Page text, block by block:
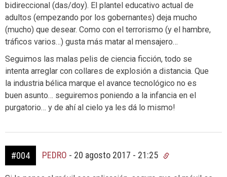
bidireccional (das/doy). El plantel educativo actual de
adultos (empezando por los gobernantes) deja mucho
(mucho) que desear. Como con el terrorismo (y el hambre,
tráficos varios…) gusta más matar al mensajero…
Seguimos las malas pelis de ciencia ficción, todo se
intenta arreglar con collares de explosión a distancia. Que
la industria bélica marque el avance tecnológico no es
buen asunto… seguiremos poniendo a la infancia en el
purgatorio… y de ahí al cielo ya les dá lo mismo!
#004 PEDRO - 20 agosto 2017 - 21:25